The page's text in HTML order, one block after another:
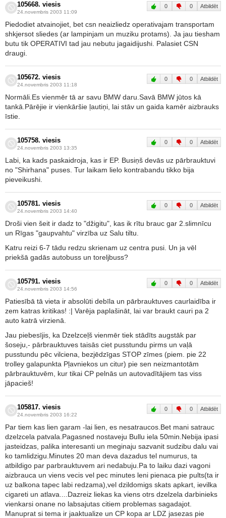
105668. viesis
24.novembris 2003 11:09
0 0 Atbildēt
Piedodiet atvainojiet, bet csn neaizliedz operativajam transportam
shkjersot sliedes (ar lampinjam un muziku protams). Ja jau tiesham
butu tik OPERATIVI tad jau nebutu jagaidijushi. Palasiet CSN
draugi.
105672. viesis
24.novembris 2003 11:18
0 0 Atbildēt
Normāli.Es vienmēr tā ar savu BMW daru.Savā BMW jūtos kā
tankā.Pārējie ir vienkāršie ļautiņi, lai stāv un gaida kamēr aizbrauks
īstie.
105758. viesis
24.novembris 2003 13:35
0 0 Atbildēt
Labi, ka kads paskaidroja, kas ir EP. Busiņš devās uz pārbrauktuvi
no "Shirhana" puses. Tur laikam lielo kontrabandu tikko bija
pieveikushi.
105781. viesis
24.novembris 2003 14:40
0 0 Atbildēt
Droši vien šeit ir dadz to "džigitu", kas ik rītu brauc gar 2.slimnīcu
un Rīgas "gaupvahtu" virzība uz Salu tiltu.
Katru reizi 6-7 tādu redzu skrienam uz centra pusi. Un ja vēl
priekšā gadās autobuss un toreljbuss?
105791. viesis
24.novembris 2003 14:56
0 0 Atbildēt
Patiesībā tā vieta ir absolūti debīla un pārbrauktuves caurlaidība ir
zem katras kritikas! :| Varēja paplašināt, lai var braukt cauri pa 2
auto katrā virzienā.
Jau piebesījis, ka Dzelzceļš vienmēr tiek stādīts augstāk par
šoseju,- pārbrauktuves taisās ciet pusstundu pirms un vaļā
pusstundu pēc vilciena, bezjēdzīgas STOP zīmes (piem. pie 22
trolley galapunkta Pļavniekos un citur) pie sen neizmantotām
pārbrauktuvēm, kur tikai CP pelnās un autovadītājiem tas viss
jāpacieš!
105817. viesis
24.novembris 2003 16:22
0 0 Atbildēt
Par tiem kas lien garam -lai lien, es nesatraucos.Bet mani satrauc
dzelzcela patvala.Pagasned nostaveju Bullu iela 50min.Nebija ipasi
jasteidzas, palika interesanti un meginaju sazvanit sudzibu dalu vai
ko tamlidzigu.Minutes 20 man deva dazadus tel numurus, ta
atbildigo par parbrauktuvem ari nedabuju.Pa to laiku dazi vagoni
aizbrauca un viens vecis vel pec minutes leni pienaca pie pults(ta ir
uz balkona tapec labi redzama),vel dzildomigs skats apkart, ievilka
cigareti un atlava....Dazreiz liekas ka viens otrs dzelzela darbinieks
vienkarsi onane no labsajutas citiem problemas sagadajot.
Manuprat si tema ir jaaktualize un CP kopa ar LDZ jasezas pie